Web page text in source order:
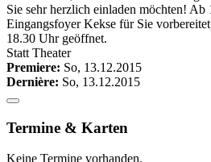
Sie sehr herzlich einladen möchten!
Eingangsfoyer Kekse für Sie
18.30 Uhr geöffnet.
Statt Theater
Premiere: So, 13.12.2015
Dernière: So, 13.12.2015
Termine & Karten
Keine Termine vorhanden.